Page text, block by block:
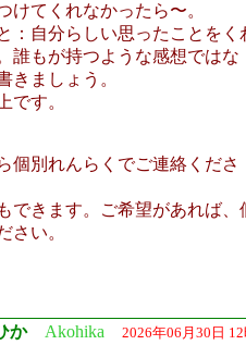
けてくれなかったら〜。
：自分らしい思ったことをく
誰もが持つような感想ではな
きましょう。
です。
個別れんらくでご連絡くださ
できます。ご希望があれば、
さい。
か Akohika 2026年06月30日